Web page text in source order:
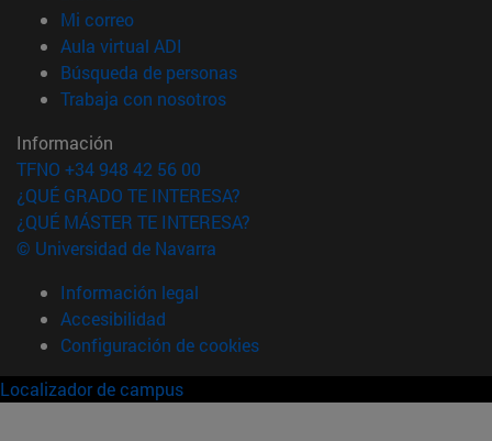
Mi correo(abre en nueva ventana)
Aula virtual ADI
Búsqueda de personas(abre en nueva ventana)
Trabaja con nosotros(abre en nueva ventana)
Información
TFNO +34 948 42 56 00
¿QUÉ GRADO TE INTERESA?
¿QUÉ MÁSTER TE INTERESA?
© Universidad de Navarra
Información legal
Accesibilidad
Configuración de cookies
Localizador de campus